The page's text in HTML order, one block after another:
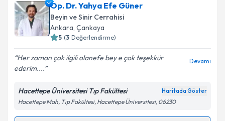
E-posta Adresiniz
Kişisel verilerimin işlenmesine ilişkinAydınlatma
Op. Dr. Yahya Efe Güner
Beyin ve Sinir Cerrahisi
Ankara, Çankaya
5 (3 Değerlendirme)
Her zaman çok ilgili olanefe bey e çok teşekkür
ederim....
Devamı
Hacettepe Üniversitesi Tıp Fakültesi Haritada Göster
Hacettepe Mah, Tıp Fakültesi, Hacettepe Üniversitesi, 06230